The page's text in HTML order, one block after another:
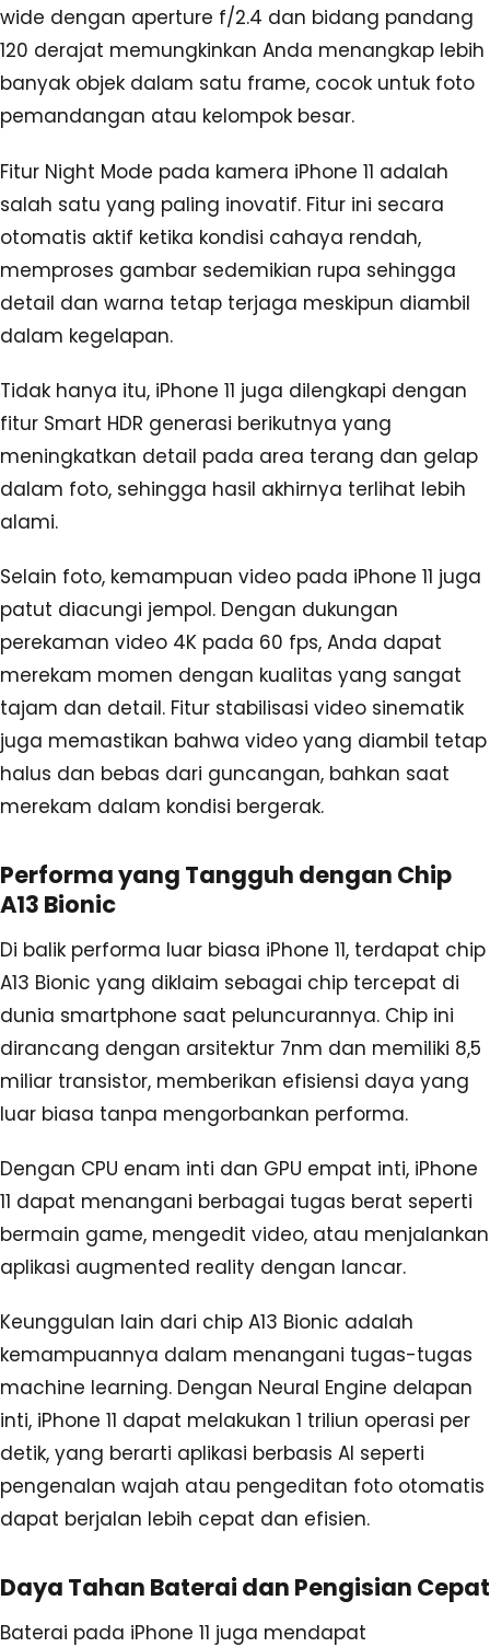
wide dengan aperture f/2.4 dan bidang pandang
120 derajat memungkinkan Anda menangkap lebih
banyak objek dalam satu frame, cocok untuk foto
pemandangan atau kelompok besar.
Fitur Night Mode pada kamera iPhone 11 adalah
salah satu yang paling inovatif. Fitur ini secara
otomatis aktif ketika kondisi cahaya rendah,
memproses gambar sedemikian rupa sehingga
detail dan warna tetap terjaga meskipun diambil
dalam kegelapan.
Tidak hanya itu, iPhone 11 juga dilengkapi dengan
fitur Smart HDR generasi berikutnya yang
meningkatkan detail pada area terang dan gelap
dalam foto, sehingga hasil akhirnya terlihat lebih
alami.
Selain foto, kemampuan video pada iPhone 11 juga
patut diacungi jempol. Dengan dukungan
perekaman video 4K pada 60 fps, Anda dapat
merekam momen dengan kualitas yang sangat
tajam dan detail. Fitur stabilisasi video sinematik
juga memastikan bahwa video yang diambil tetap
halus dan bebas dari guncangan, bahkan saat
merekam dalam kondisi bergerak.
Performa yang Tangguh dengan Chip
A13 Bionic
Di balik performa luar biasa iPhone 11, terdapat chip
A13 Bionic yang diklaim sebagai chip tercepat di
dunia smartphone saat peluncurannya. Chip ini
dirancang dengan arsitektur 7nm dan memiliki 8,5
miliar transistor, memberikan efisiensi daya yang
luar biasa tanpa mengorbankan performa.
Dengan CPU enam inti dan GPU empat inti, iPhone
11 dapat menangani berbagai tugas berat seperti
bermain game, mengedit video, atau menjalankan
aplikasi augmented reality dengan lancar.
Keunggulan lain dari chip A13 Bionic adalah
kemampuannya dalam menangani tugas-tugas
machine learning. Dengan Neural Engine delapan
inti, iPhone 11 dapat melakukan 1 triliun operasi per
detik, yang berarti aplikasi berbasis AI seperti
pengenalan wajah atau pengeditan foto otomatis
dapat berjalan lebih cepat dan efisien.
Daya Tahan Baterai dan Pengisian Cepat
Baterai pada iPhone 11 juga mendapat